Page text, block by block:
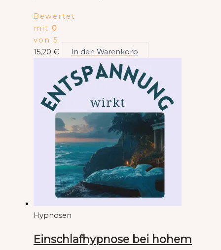
Bewertet
mit 0
von 5
15,20 € In den Warenkorb
Hypnosen
Einschlafhypnose bei hohem